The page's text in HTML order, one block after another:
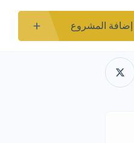
إضافة المشروع